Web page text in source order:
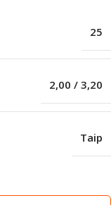
25
2,00 / 3,20
Taip